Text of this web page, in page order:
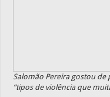
Salomão Pereira gostou
“tipos de violência que